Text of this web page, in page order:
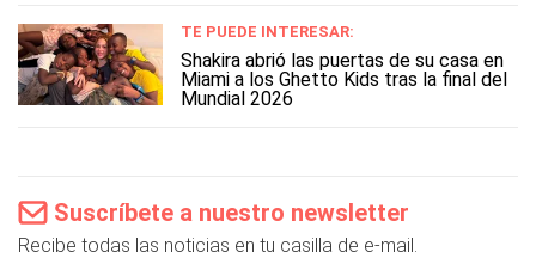
TE PUEDE INTERESAR:
Shakira abrió las puertas de su casa en
Miami a los Ghetto Kids tras la final del
Mundial 2026
Suscríbete a nuestro newsletter
Recibe todas las noticias en tu casilla de e-mail.